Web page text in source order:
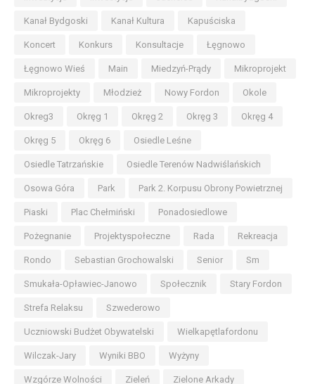
Kanał Bydgoski Kanał Kultura Kapuściska
Koncert Konkurs Konsultacje Łęgnowo
Łęgnowo Wieś Main Miedzyń-Prądy Mikroprojekt
Mikroprojekty Młodzież Nowy Fordon Okole
Okreg3 Okręg 1 Okręg 2 Okręg 3 Okręg 4
Okręg 5 Okręg 6 Osiedle Leśne
Osiedle Tatrzańskie Osiedle Terenów Nadwiślańskich
Osowa Góra Park Park 2. Korpusu Obrony Powietrznej
Piaski Plac Chełmiński Ponadosiedlowe
Pożegnanie Projektyspołeczne Rada Rekreacja
Rondo Sebastian Grochowalski Senior Sm
Smukała-Opławiec-Janowo Społecznik Stary Fordon
Strefa Relaksu Szwederowo
Uczniowski Budżet Obywatelski Wielkapętlafordonu
Wilczak-Jary Wyniki BBO Wyżyny
Wzgórze Wolności Zieleń Zielone Arkady